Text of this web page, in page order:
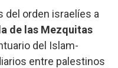
del orden israelíes a
de las Mezquitas
del Islam-
entre palestinos